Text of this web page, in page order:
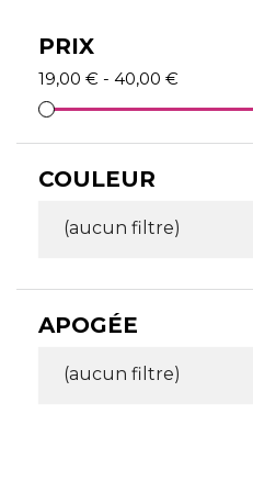
PRIX
19,00 € - 40,00 €
COULEUR
(aucun filtre)
APOGÉE
(aucun filtre)